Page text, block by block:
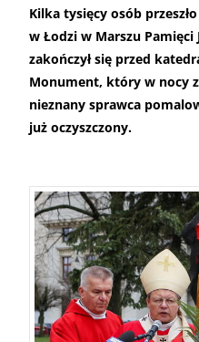
Kilka tysięcy osób
w Łodzi w Marszu Pamięci
zakończył się przed
Monument, który w nocy
nieznany sprawca
już oczyszczony.